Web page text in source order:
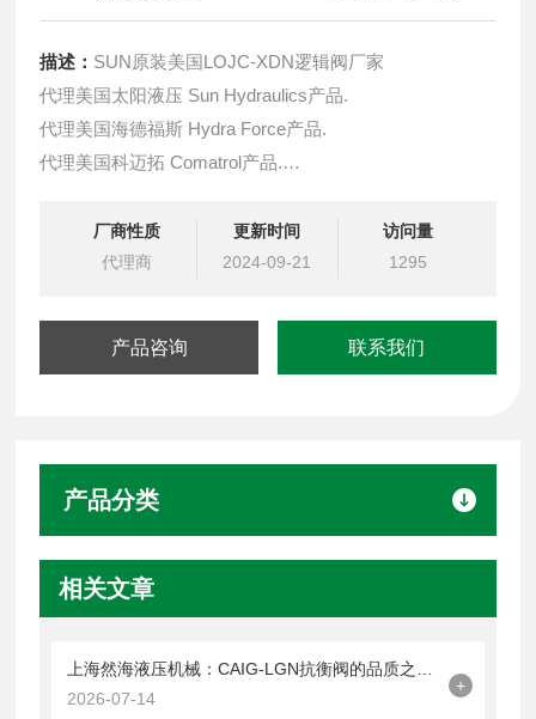
描述： SUN原装美国LOJC-XDN逻辑阀厂家
代理美国太阳液压 Sun Hydraulics产品.
代理美国海德福斯 Hydra Force产品.
代理美国科迈拓 Comatrol产品.
提供油路系统设计,油路块设计,阀块设计与选型
液压油缸，经销力士乐、派克、中国台湾北部等液压元件
厂商性质
代理商
更新时间
2024-09-21
访问量
1295
产品咨询 联系我们
产品分类
相关文章
2026-07-14
+